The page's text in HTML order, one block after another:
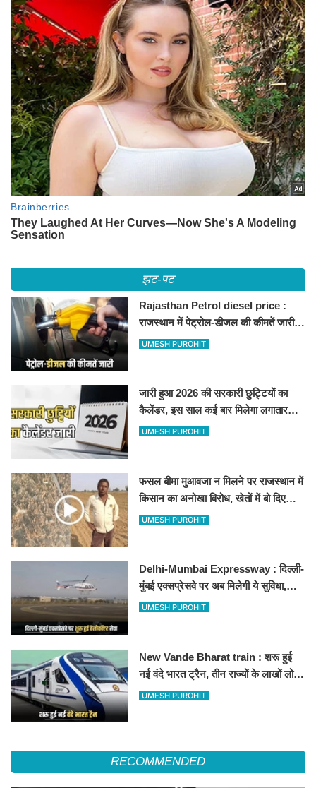
झट-पट
Rajasthan Petrol diesel price :
राजस्थान में पेट्रोल-डीजल की कीमतें जारी,
जानिए बीकानेर समेत पुरे प्रदेश में नए रेट
UMESH PUROHIT
जारी हुआ 2026 की सरकारी छुट्टियों का
कैलेंडर, इस साल कई बार मिलेगा लगातार
अवकाश, देखें
UMESH PUROHIT
फसल बीमा मुआवजा न मिलने पर राजस्थान में
किसान का अनोखा विरोध, खेतों में बो दिए
500-500 रुपए के नोट, वीडियो वायरल
UMESH PUROHIT
Delhi-Mumbai Expressway : दिल्ली-
मुंबई एक्सप्रेसवे पर अब मिलेगी ये सुविधा,
हेलीकॉप्टर सर्विस से तुरंत घायल पहुंचेगा
UMESH PUROHIT
New Vande Bharat train : शरू हुई
नई वंदे भारत ट्रैन, तीन राज्यों के लाखों लोगों
का सफर होगा आसान, देखें पूरा रूटमैप
UMESH PUROHIT
RECOMMENDED